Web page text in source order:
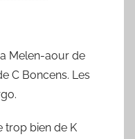
Melen-aour de
C Boncens. Les
trop bien de K